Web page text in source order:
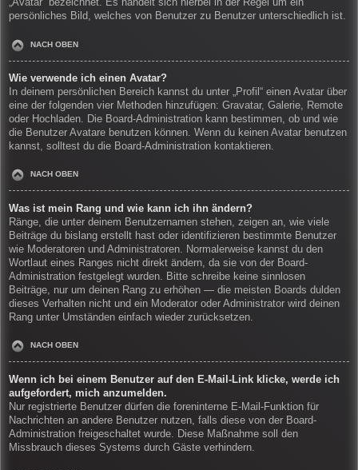
„Avatar“ bezeichnet. Es handelt sich hierbei in der Regel um ein
persönliches Bild, welches von Benutzer zu Benutzer unterschiedlich ist.
NACH OBEN
Wie verwende ich einen Avatar?
In deinem persönlichen Bereich kannst du unter „Profil“ einen Avatar über
eine der folgenden vier Methoden hinzufügen: Gravatar, Galerie, Remote
oder Hochladen. Die Board-Administration kann bestimmen, ob und wie
die Benutzer Avatare benutzen können. Wenn du keinen Avatar benutzen
kannst, solltest du die Board-Administration kontaktieren.
NACH OBEN
Was ist mein Rang und wie kann ich ihn ändern?
Ränge, die unter deinem Benutzernamen stehen, zeigen an, wie viele
Beiträge du bislang erstellt hast oder identifizieren bestimmte Benutzer
wie Moderatoren und Administratoren. Normalerweise kannst du den
Wortlaut eines Ranges nicht direkt ändern, da sie von der Board-
Administration festgelegt wurden. Bitte schreibe keine sinnlosen
Beiträge, nur um deinen Rang zu erhöhen — die meisten Boards dulden
dieses Verhalten nicht und ein Moderator oder Administrator wird deinen
Rang unter Umständen einfach wieder zurücksetzen.
NACH OBEN
Wenn ich bei einem Benutzer auf den E-Mail-Link klicke, werde ich
aufgefordert, mich anzumelden.
Nur registrierte Benutzer dürfen die foreninterne E-Mail-Funktion für
Nachrichten an andere Benutzer nutzen, falls diese von der Board-
Administration freigeschaltet wurde. Diese Maßnahme soll den
Missbrauch dieses Systems durch Gäste verhindern.